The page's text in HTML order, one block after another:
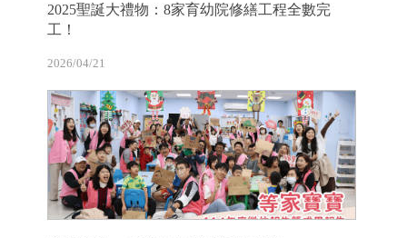
2025聖誕大禮物：8家育幼院修繕工程全數完
工！
2026/04/21